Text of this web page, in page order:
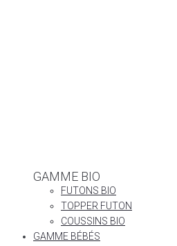
GAMME BIO
FUTONS BIO
TOPPER FUTON
COUSSINS BIO
GAMME BÉBÉS